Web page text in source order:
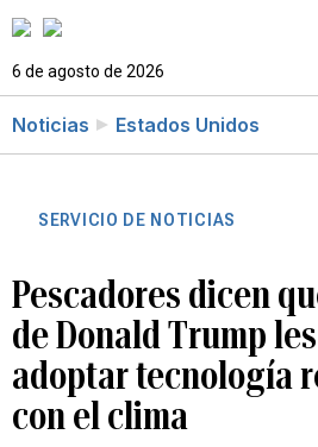
6 de agosto de 2026
Noticias Estados Unidos
SERVICIO DE NOTICIAS
Pescadores dicen
de Donald Trump
adoptar tecnología
con el clima